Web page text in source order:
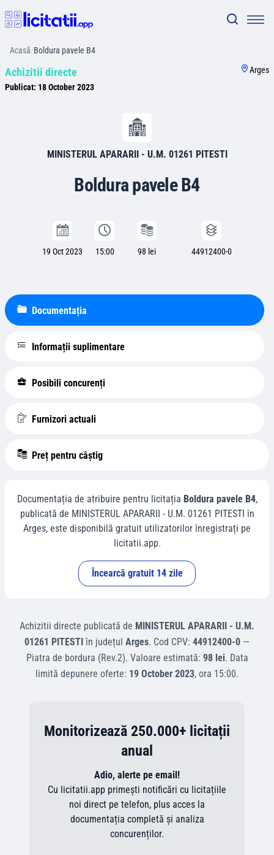
Acasă/Boldura pavele B4
Achizitii directe
Publicat: 18 October 2023
Arges
MINISTERUL APARARII - U.M. 01261 PITESTI
Boldura pavele B4
19 Oct 2023 15:00 98 lei 44912400-0
Documentația
Informații suplimentare
Posibili concurenți
Furnizori actuali
Preț pentru câștig
Documentația de atribuire pentru licitația Boldura pavele B4,
publicată de MINISTERUL APARARII - U.M. 01261 PITESTI în
Arges, este disponibilă gratuit utilizatorilor înregistrați pe
licitatii.app.
Încearcă gratuit 14 zile
Achizitii directe publicată de MINISTERUL APARARII - U.M.
01261 PITESTI în județul Arges. Cod CPV: 44912400-0 —
Piatra de bordura (Rev.2). Valoare estimată: 98 lei. Data
limită depunere oferte: 19 October 2023, ora 15:00.
Monitorizează 250.000+ licitații
anual
Adio, alerte pe email!
Cu licitatii.app primești notificări cu licitațiile
noi direct pe telefon, plus acces la
documentația completă și analiza
concurenților.